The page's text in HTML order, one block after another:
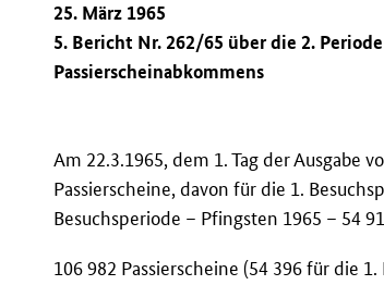
25. März 1965
5. Bericht Nr. 262/65 über die 2.
Passierscheinabkommens
Am 22.3.1965, dem 1. Tag der Ausgabe
Passierscheine, davon für die 1.
Besuchsperiode – Pfingsten 1965 – 54
106 982 Passierscheine (54 396 für die